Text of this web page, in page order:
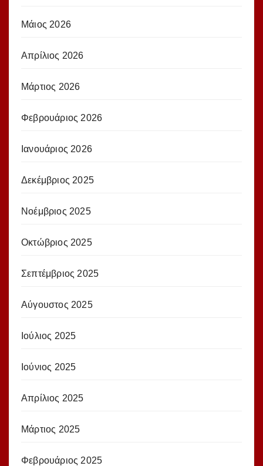
Μάιος 2026
Απρίλιος 2026
Μάρτιος 2026
Φεβρουάριος 2026
Ιανουάριος 2026
Δεκέμβριος 2025
Νοέμβριος 2025
Οκτώβριος 2025
Σεπτέμβριος 2025
Αύγουστος 2025
Ιούλιος 2025
Ιούνιος 2025
Απρίλιος 2025
Μάρτιος 2025
Φεβρουάριος 2025